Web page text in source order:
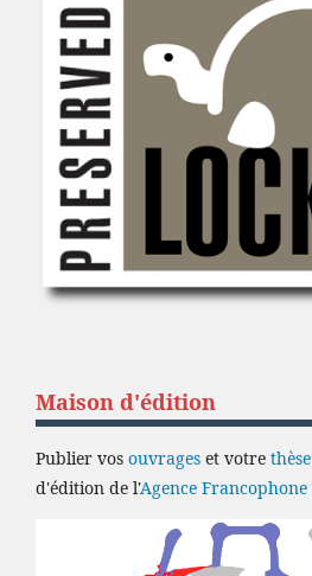
Maison d'édition
Publier vos ouvrages et votre thèse
d'édition de l'Agence Francophone